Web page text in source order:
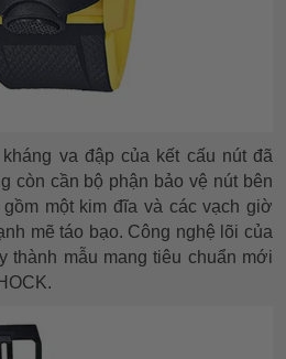
va đập của kết cấu nút đã
còn cần bộ phận bảo vệ nút bên
một kim đĩa và các vạch giờ
mẽ táo bạo. Công nghệ lõi của
thành mẫu mang tiêu chuẩn mới